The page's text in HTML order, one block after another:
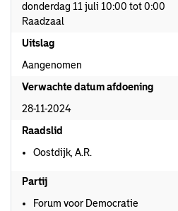
donderdag 11 juli 10:00 tot 0:00
Raadzaal
Uitslag
Aangenomen
Verwachte datum afdoening
28-11-2024
Raadslid
Oostdijk, A.R.
Partij
Forum voor Democratie